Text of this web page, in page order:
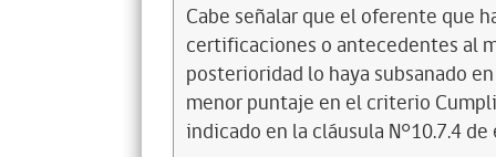
Cabe señalar que el oferente que
certificaciones o antecedentes al
posterioridad lo haya subsanado
menor puntaje en el criterio
indicado en la cláusula N°10.7.4